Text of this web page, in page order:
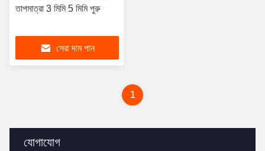
যোগাযোগ
তাপমাত্রা 3 মিমি 5 মিমি পুরু
সেরা দাম পান
1